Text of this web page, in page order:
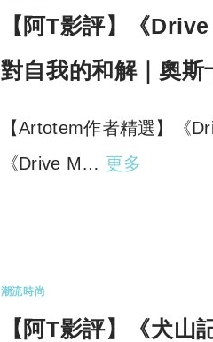
【阿T影評】《
對自我的和解｜奧斯
【Artotem作者精選】《
《Drive M… 更多
潮流時尚
【阿T影評】《犬山